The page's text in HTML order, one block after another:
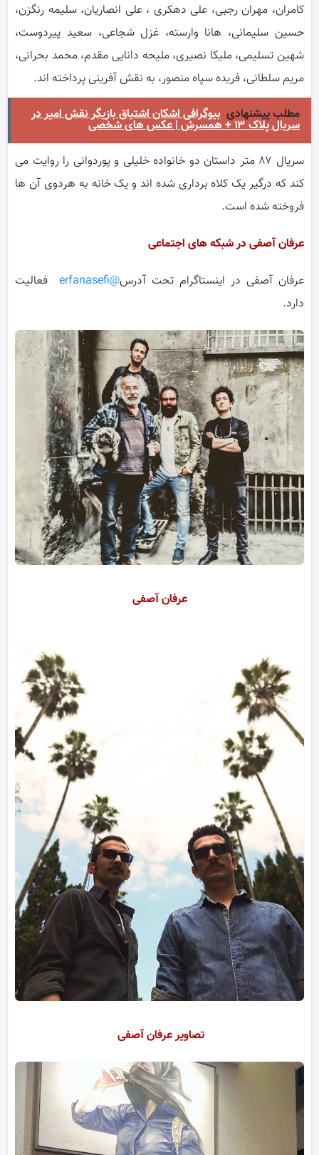
کامران، مهران رجبی، علی دهکری ، علی انصاریان، سلیمه رنگزن،
حسین سلیمانی، هانا وارسته، غزل شجاعی، سعید پیردوست،
شهین تسلیمی، ملیکا نصیری، ملیحه دانایی مقدم، محمد بحرانی،
مریم سلطانی، فریده سپاه منصور، به نقش آفرینی پرداخته اند.
مطلب پیشنهادی بیوگرافی اشکان اشتیاق بازیگر نقش امیر در
سریال پلاک ۱۳ + همسرش | عکس های شخصی
سریال ۸۷ متر داستان دو خانواده خلیلی و پوردوانی را روایت می
کند که درگیر یک کلاه برداری شده اند و یک خانه به هردوی آن ها
فروخته شده است.
عرفان آصفی در شبکه های اجتماعی
عرفان آصفی در اینستاگرام تحت آدرس@erfanasefi
فعالیت
دارد.
عرفان آصفی
تصاویر عرفان آصفی